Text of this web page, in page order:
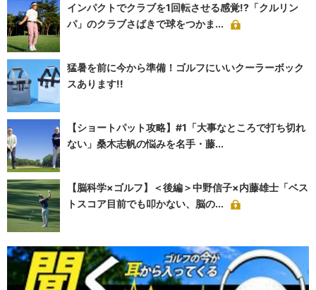
インパクトでクラブを1回転させる感覚!?「クルリン
パ」のクラブさばきで球をつかま...
猛暑を前に今から準備！ゴルフにいいクーラーボック
スあります!!
【ショートパット攻略】#1「大事なところで打ち切れ
ない」桑木志帆の悩みを名手・藤...
【脳科学×ゴルフ】＜後編＞中野信子×内藤雄士「ベス
トスコア目前でも叩かない、脳の...